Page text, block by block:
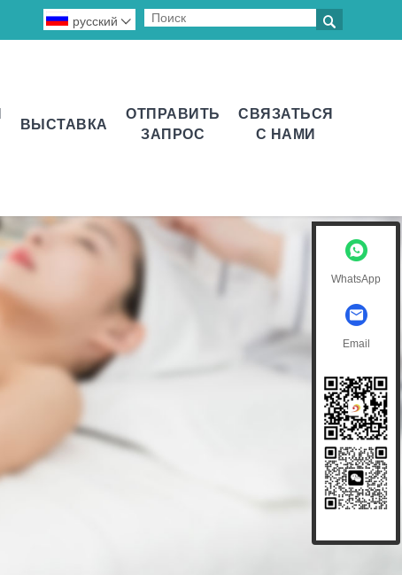

русский 
ВЫСТАВКА
ОТПРАВИТЬ
ЗАПРОС
СВЯЗАТЬСЯ
С НАМИ
WhatsApp
Email